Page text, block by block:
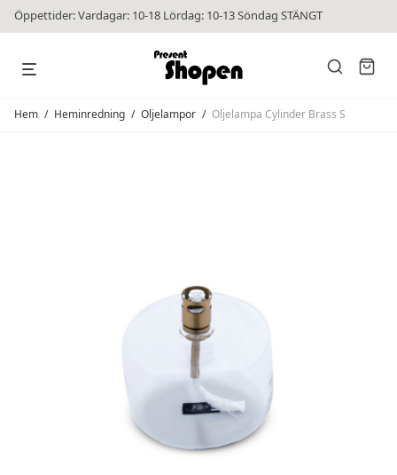
Öppettider: Vardagar: 10-18 Lördag: 10-13 Söndag STÄNGT
Hem / Heminredning / Oljelampor / Oljelampa Cylinder Brass S